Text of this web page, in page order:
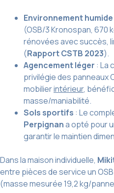
Environnement humide
(OSB/3 Kronospan, 670
rénovées avec succès,
(Rapport CSTB 2023).
Agencement léger : La
privilégie des panneaux
mobilierintérieur,
masse/maniabilité.
Sols sportifs : Le
Perpignana opté pour
garantir le maintien
Dans la maison individuelle,
entre pièces de service un
(masse mesurée 19,2 kg/